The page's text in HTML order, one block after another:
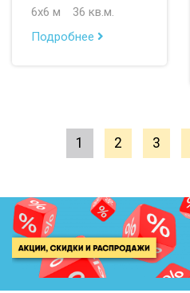
6х6 м
36 кв.м.
Подробнее
1 2 3